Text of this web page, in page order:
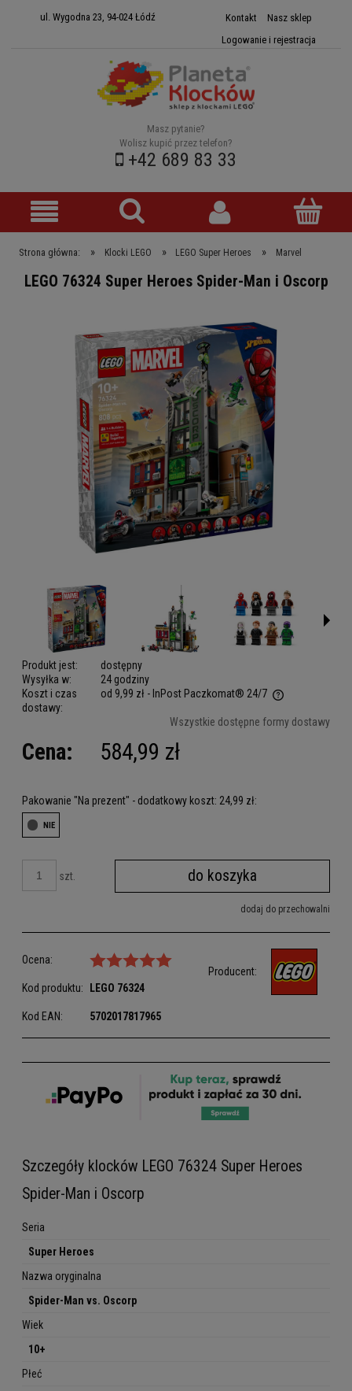
ul. Wygodna 23, 94-024 Łódź Kontakt
Nasz sklep
Logowanie i rejestracja
Masz pytanie?
Wolisz kupić przez telefon?
+42 689 83 33
Strona główna: » Klocki LEGO » LEGO Super Heroes » Marvel
LEGO 76324 Super Heroes Spider-Man i Oscorp
Produkt jest:
dostępny
Wysyłka w:
24 godziny
Koszt i czas
dostawy:
od 9,99 zł - InPost Paczkomat® 24/7
Cena nie zawiera ewentualnych kosztów płatności
Wszystkie dostępne formy dostawy
Cena: 584,99 zł
Pakowanie "Na prezent" - dodatkowy koszt: 24,99 zł:
szt. do koszyka
dodaj do przechowalni
Ocena:
Kod produktu: LEGO 76324
Kod EAN: 5702017817965
Producent:
Szczegóły klocków LEGO 76324 Super Heroes
Spider-Man i Oscorp
Seria
Super Heroes
Nazwa oryginalna
Spider-Man vs. Oscorp
Wiek
10+
Płeć